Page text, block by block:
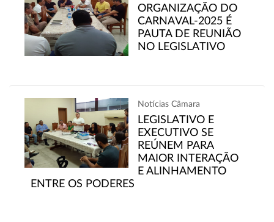
ORGANIZAÇÃO DO
CARNAVAL-2025 É
PAUTA DE REUNIÃO
NO LEGISLATIVO
Notícias Câmara
LEGISLATIVO E
EXECUTIVO SE
REÚNEM PARA
MAIOR INTERAÇÃO
E ALINHAMENTO
ENTRE OS PODERES